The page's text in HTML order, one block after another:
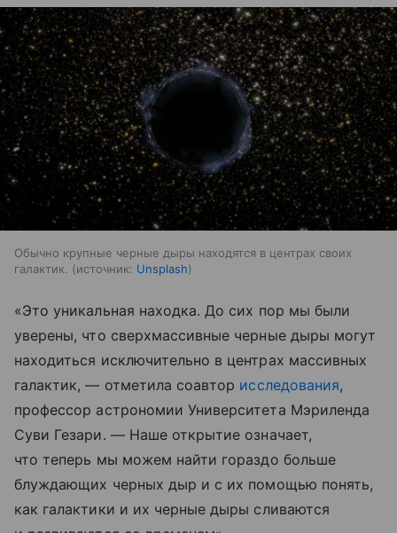
Обычно крупные черные дыры находятся в центрах своих
галактик.
источник: Unsplash
«Это уникальная находка. До сих пор мы были
уверены, что сверхмассивные черные дыры могут
находиться исключительно в центрах массивных
галактик, — отметила соавтор исследования,
профессор астрономии Университета Мэриленда
Суви Гезари. — Наше открытие означает,
что теперь мы можем найти гораздо больше
блуждающих черных дыр и с их помощью понять,
как галактики и их черные дыры сливаются